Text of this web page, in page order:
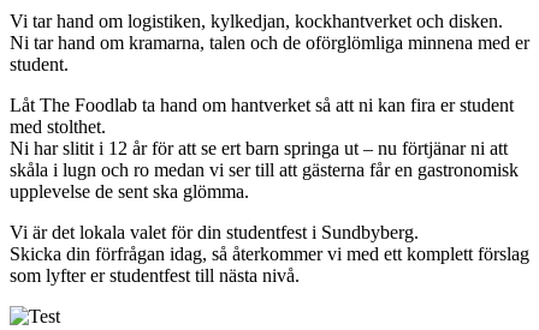
Vi tar hand om logistiken, kylkedjan, kockhantverket och disken.
Ni tar hand om kramarna, talen och de oförglömliga minnena med er
student.
Låt The Foodlab ta hand om hantverket så att ni kan fira er student
med stolthet.
Ni har slitit i 12 år för att se ert barn springa ut – nu förtjänar ni att
skåla i lugn och ro medan vi ser till att gästerna får en gastronomisk
upplevelse de sent ska glömma.
Vi är det lokala valet för din studentfest i Sundbyberg.
Skicka din förfrågan idag, så återkommer vi med ett komplett förslag
som lyfter er studentfest till nästa nivå.